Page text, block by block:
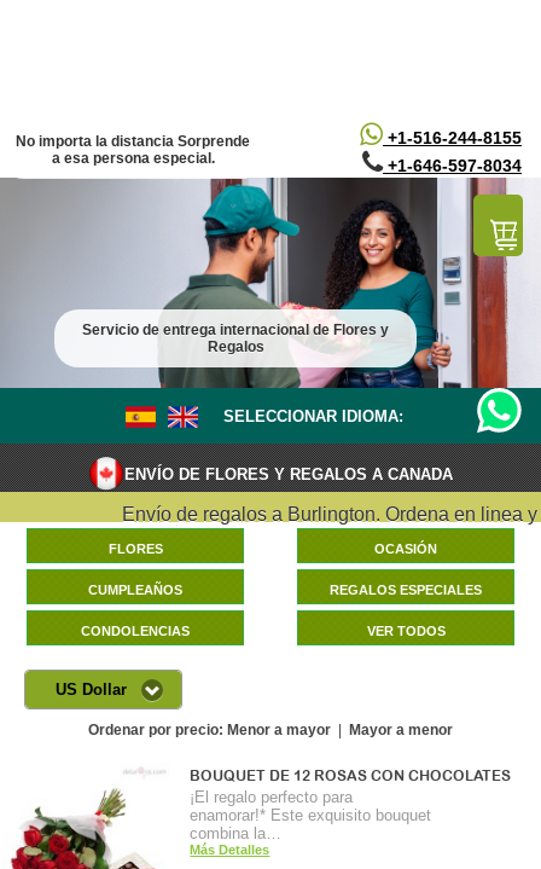
+1-516-244-8155
+1-646-597-8034
No importa la distancia Sorprende
a esa persona especial.
Servicio de entrega internacional de Flores y
Regalos
SELECCIONAR IDIOMA:
ENVÍO DE FLORES Y REGALOS A CANADA
Envío de regalos a Burlington. Ordena en linea y
FLORES OCASIÓN
CUMPLEAÑOS REGALOS ESPECIALES
CONDOLENCIAS VER TODOS
US Dollar
Ordenar por precio: Menor a mayor Mayor a menor
BOUQUET DE 12 ROSAS CON CHOCOLATES
¡El regalo perfecto para
enamorar!* Este exquisito bouquet
combina la…
Más Detalles